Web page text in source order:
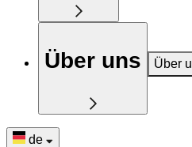
Über uns Über
de